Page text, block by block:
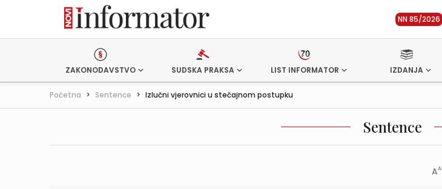
NN 85/2026
ZAKONODAVSTVO SUDSKA PRAKSA LIST INFORMATOR IZDANJA
Početna > Sentence > Izlučni vjerovnici u stečajnom postupku
Sentence
AA